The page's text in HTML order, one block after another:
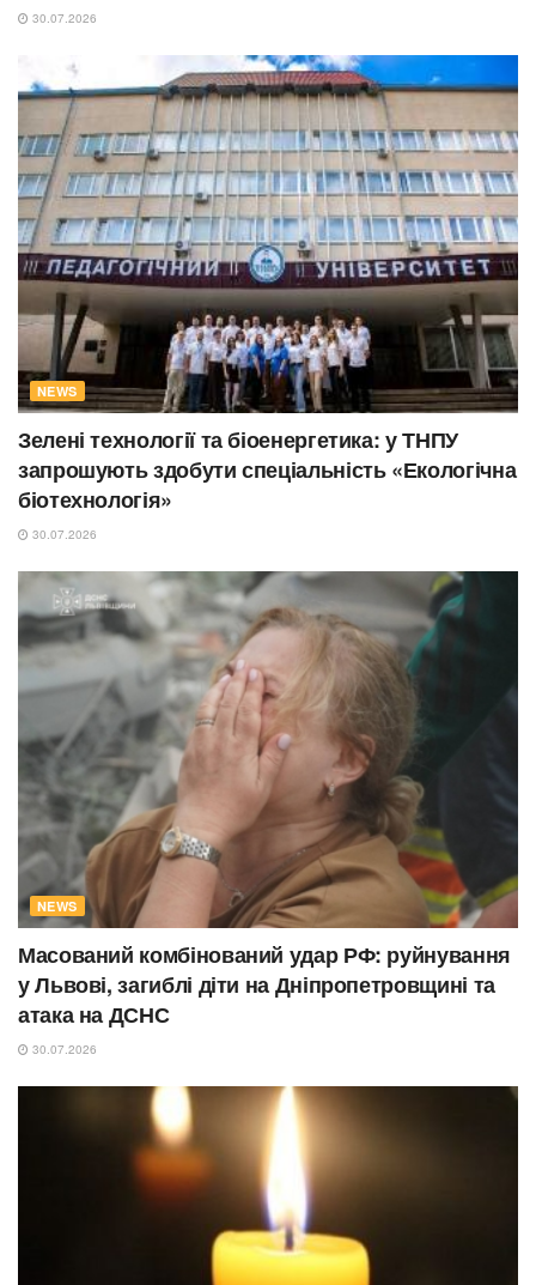
30.07.2026
NEWS
Зелені технології та біоенергетика: у ТНПУ
запрошують здобути спеціальність «Екологічна
біотехнологія»
30.07.2026
NEWS
Масований комбінований удар РФ: руйнування
у Львові, загиблі діти на Дніпропетровщині та
атака на ДСНС
30.07.2026